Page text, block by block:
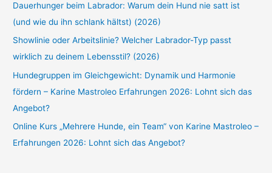
Dauerhunger beim Labrador: Warum dein Hund nie satt ist
(und wie du ihn schlank hältst) (2026)
Showlinie oder Arbeitslinie? Welcher Labrador-Typ passt
wirklich zu deinem Lebensstil? (2026)
Hundegruppen im Gleichgewicht: Dynamik und Harmonie
fördern – Karine Mastroleo Erfahrungen 2026: Lohnt sich das
Angebot?
Online Kurs „Mehrere Hunde, ein Team“ von Karine Mastroleo –
Erfahrungen 2026: Lohnt sich das Angebot?